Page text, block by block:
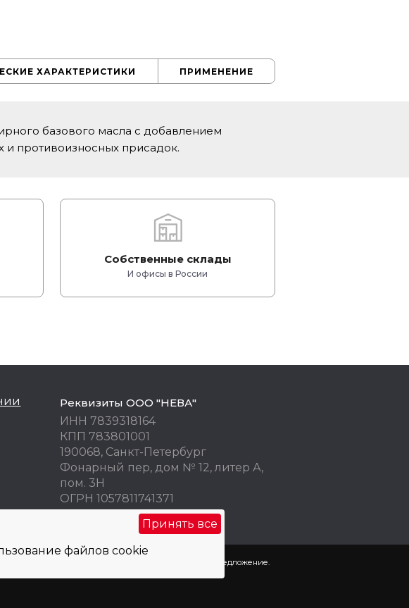
файлов cookie
Принять все
ХАРАКТЕРИСТИКИ ПРИМЕНЕНИЕ
базового масла с добавлением
и противоизносных присадок.
Собственные склады
И офисы в России
Реквизиты ООО "НЕВА"
ИНН 7839318164
КПП 783801001
190068, Санкт-Петербург
Фонарный пер, дом № 12, литер А,
пом. 3Н
ОГРН 1057811741371
ОКПО 77676245
и не могут быть использованы как коммерческое предложение.